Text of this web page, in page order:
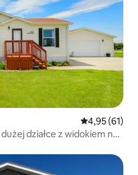
Średnia
4,95 (61)
działce z widokiem na